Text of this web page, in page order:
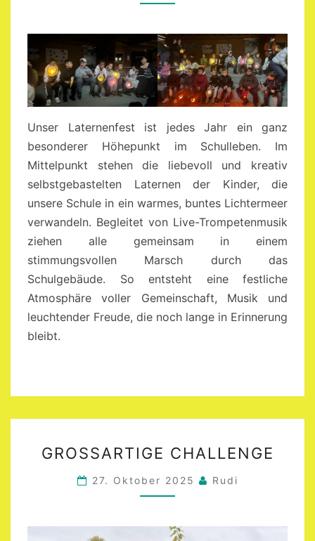
Unser Laternenfest ist jedes Jahr ein ganz
besonderer Höhepunkt im Schulleben. Im
Mittelpunkt stehen die liebevoll und kreativ
selbstgebastelten Laternen der Kinder, die
unsere Schule in ein warmes, buntes Lichtermeer
verwandeln. Begleitet von Live-Trompetenmusik
ziehen alle gemeinsam in einem
stimmungsvollen Marsch durch das
Schulgebäude. So entsteht eine festliche
Atmosphäre voller Gemeinschaft, Musik und
leuchtender Freude, die noch lange in Erinnerung
bleibt.
HALLENGE
GROSSARTIGE CHALLENGE
27. Oktober 2025 Rudi